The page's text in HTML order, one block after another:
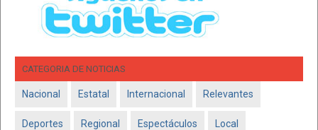
CATEGORIA DE NOTICIAS
Nacional Estatal Internacional Relevantes
Deportes Regional Espectáculos Local